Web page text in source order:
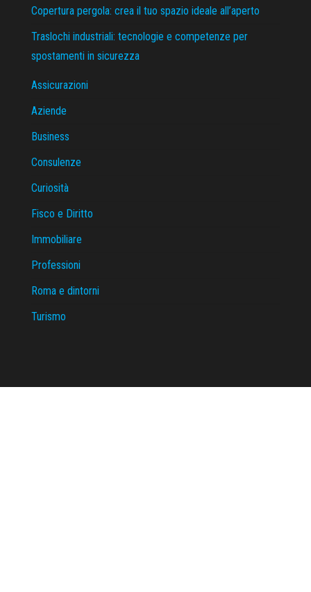
Copertura pergola: crea il tuo spazio ideale all’aperto
Traslochi industriali: tecnologie e competenze per
spostamenti in sicurezza
Assicurazioni
Aziende
Business
Consulenze
Curiosità
Fisco e Diritto
Immobiliare
Professioni
Roma e dintorni
Turismo